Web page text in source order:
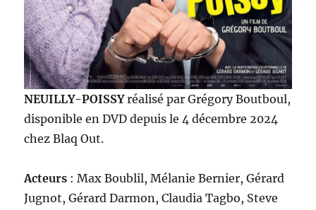
NEUILLY-POISSYréalisé par Grégory Boutboul,
disponible en DVD depuis le 4 décembre 2024
chez Blaq Out.
Acteurs : Max Boublil, Mélanie Bernier, Gérard
Jugnot, Gérard Darmon, Claudia Tagbo, Steve